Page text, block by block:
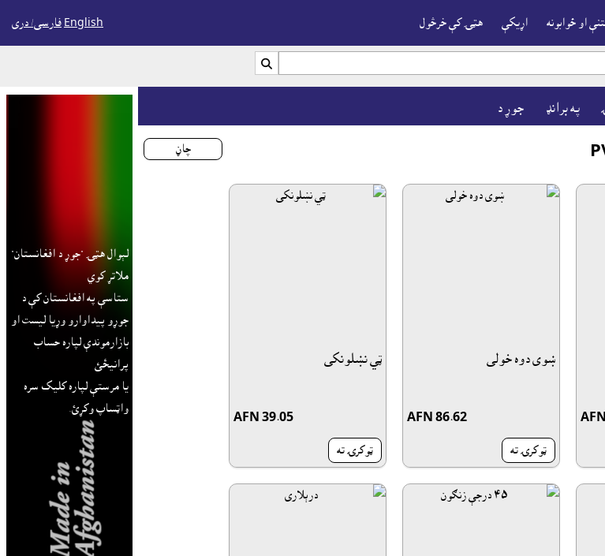
او ځوابونه اړيکې هټۍ کې خرڅول English فارسی/ درى

په برانډ جوړ د
چاڼ
ښوى دوه خولى
AFN 86.62
ټوکرۍ ته
ټي نښلونکی
AFN 39.05
ټوکرۍ ته
لېوال هټۍ "جوړ د افغانستان"
ملاتړ کوي
ستاسې په افغانستان کې د
جوړو پيداوارو وړيا ليست او
بازارموندې لپاره حساب
پرانيځئ
يا مرستې لپاره کليک سره
واټساپ وکړئ.